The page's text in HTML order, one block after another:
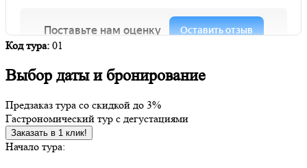
Код тура: 01
Выбор даты и бронирование
Предзаказ тура со скидкой до 3%
Гастрономический тур с дегустациями
Заказать в 1 клик!
Начало тура: